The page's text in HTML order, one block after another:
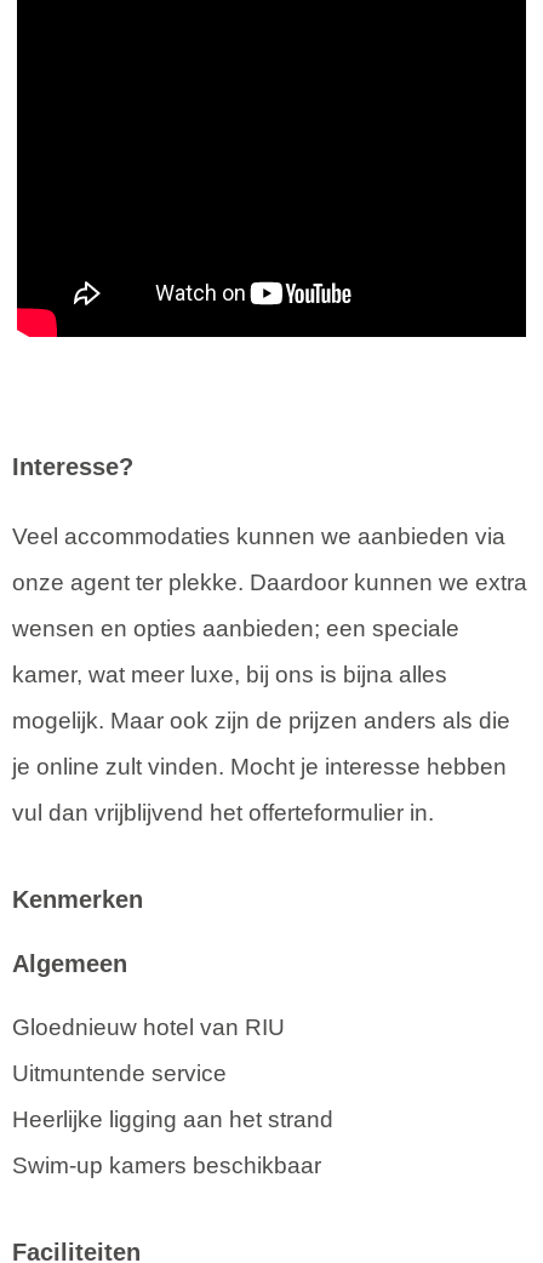
Interesse?
Veel accommodaties kunnen we aanbieden via
onze agent ter plekke. Daardoor kunnen we extra
wensen en opties aanbieden; een speciale
kamer, wat meer luxe, bij ons is bijna alles
mogelijk. Maar ook zijn de prijzen anders als die
je online zult vinden. Mocht je interesse hebben
vul dan vrijblijvend het offerteformulier in.
Kenmerken
Algemeen
Gloednieuw hotel van RIU
Uitmuntende service
Heerlijke ligging aan het strand
Swim-up kamers beschikbaar
Faciliteiten